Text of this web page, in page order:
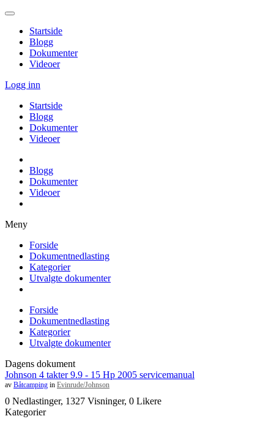
Startside
Blogg
Dokumenter
Videoer
Logg inn
Startside
Blogg
Dokumenter
Videoer
Blogg
Dokumenter
Videoer
Meny
Forside
Dokumentnedlasting
Kategorier
Utvalgte dokumenter
Forside
Dokumentnedlasting
Kategorier
Utvalgte dokumenter
Dagens dokument
Johnson 4 takter 9.9 - 15 Hp 2005 servicemanual
av Båtcamping in Evinrude/Johnson
0 Nedlastinger, 1327 Visninger, 0 Likere
Kategorier